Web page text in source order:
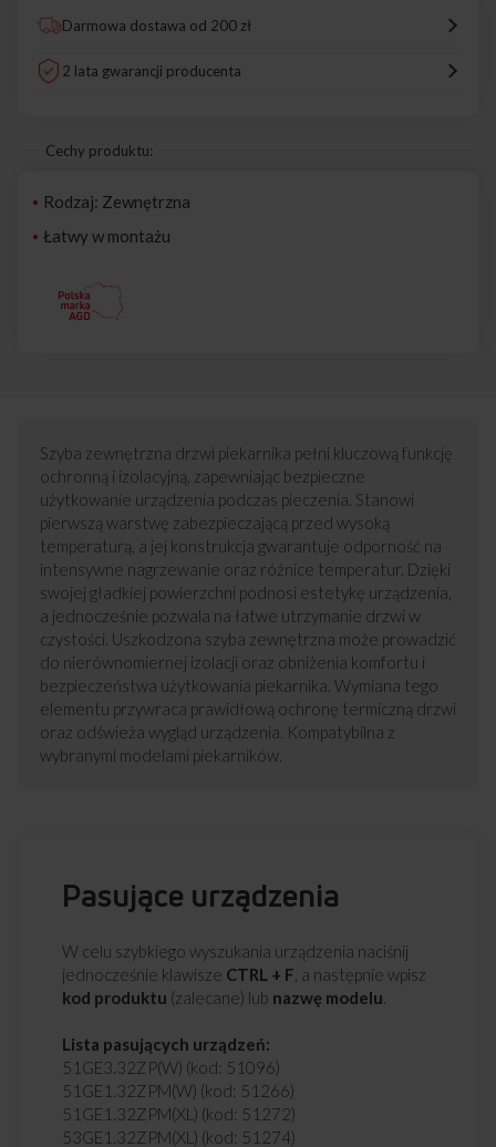
Darmowa dostawa od 200 zł
2 lata gwarancji producenta
Cechy produktu:
Rodzaj: Zewnętrzna
Łatwy w montażu
Szyba zewnętrzna drzwi piekarnika pełni kluczową funkcję
ochronną i izolacyjną, zapewniając bezpieczne
użytkowanie urządzenia podczas pieczenia. Stanowi
pierwszą warstwę zabezpieczającą przed wysoką
temperaturą, a jej konstrukcja gwarantuje odporność na
intensywne nagrzewanie oraz różnice temperatur. Dzięki
swojej gładkiej powierzchni podnosi estetykę urządzenia,
a jednocześnie pozwala na łatwe utrzymanie drzwi w
czystości. Uszkodzona szyba zewnętrzna może prowadzić
do nierównomiernej izolacji oraz obniżenia komfortu i
bezpieczeństwa użytkowania piekarnika. Wymiana tego
elementu przywraca prawidłową ochronę termiczną drzwi
oraz odświeża wygląd urządzenia. Kompatybilna z
wybranymi modelami piekarników.
Pasujące urządzenia
W celu szybkiego wyszukania urządzenia naciśnij
jednocześnie klawisze CTRL + F , a następnie wpisz
kod produktu (zalecane) lub nazwę modelu
Lista pasujących urządzeń:
51GE3.32ZP(W) (kod: 51096)
51GE1.32ZPM(W) (kod: 51266)
51GE1.32ZPM(XL) (kod: 51272)
53GE1.32ZPM(XL) (kod: 51274)